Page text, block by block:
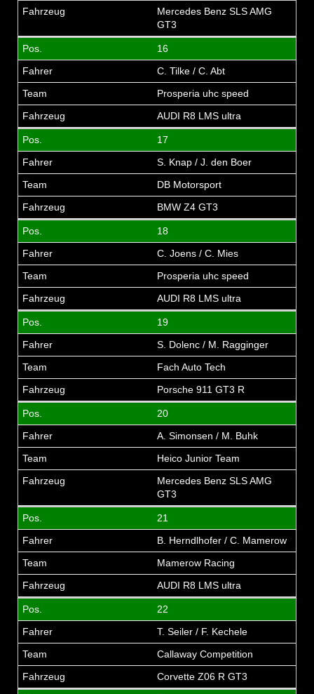
Mercedes Benz SLS AMG
GT3
16
C. Tilke / C. Abt
Prosperia uhc speed
AUDI R8 LMS ultra
17
S. Knap / J. den Boer
DB Motorsport
BMW Z4 GT3
18
C. Joens / C. Mies
Prosperia uhc speed
AUDI R8 LMS ultra
19
S. Dolenc / M. Ragginger
Fach Auto Tech
Porsche 911 GT3 R
20
A. Simonsen / M. Buhk
Heico Junior Team
Mercedes Benz SLS AMG
GT3
21
B. Herndlhofer / C. Mamerow
Mamerow Racing
AUDI R8 LMS ultra
22
T. Seiler / F. Kechele
Callaway Competition
Corvette Z06 R GT3